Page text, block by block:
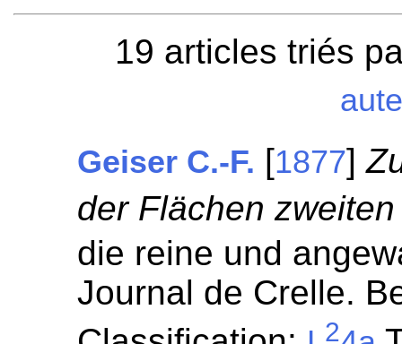
19 articles triés
Geiser C.-F. [1877]
der Flächen
die reine und
Journal de Crelle.
2